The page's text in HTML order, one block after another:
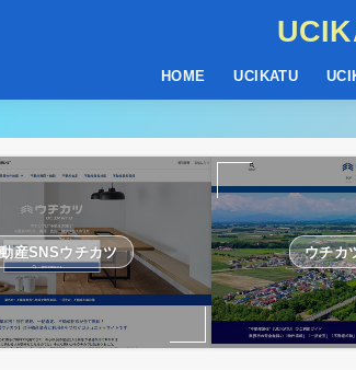
HOME UCIKATU
産SNSウチカツ ウチカ